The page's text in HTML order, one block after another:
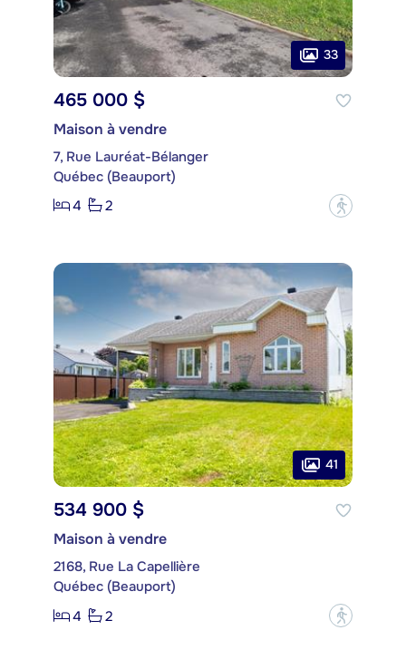
33
465 000 $
Maison à vendre
7, Rue Lauréat-Bélanger
Québec (Beauport)
4
2 ?
41
534 900 $
Maison à vendre
2168, Rue La Capellière
Québec (Beauport)
4
2 ?